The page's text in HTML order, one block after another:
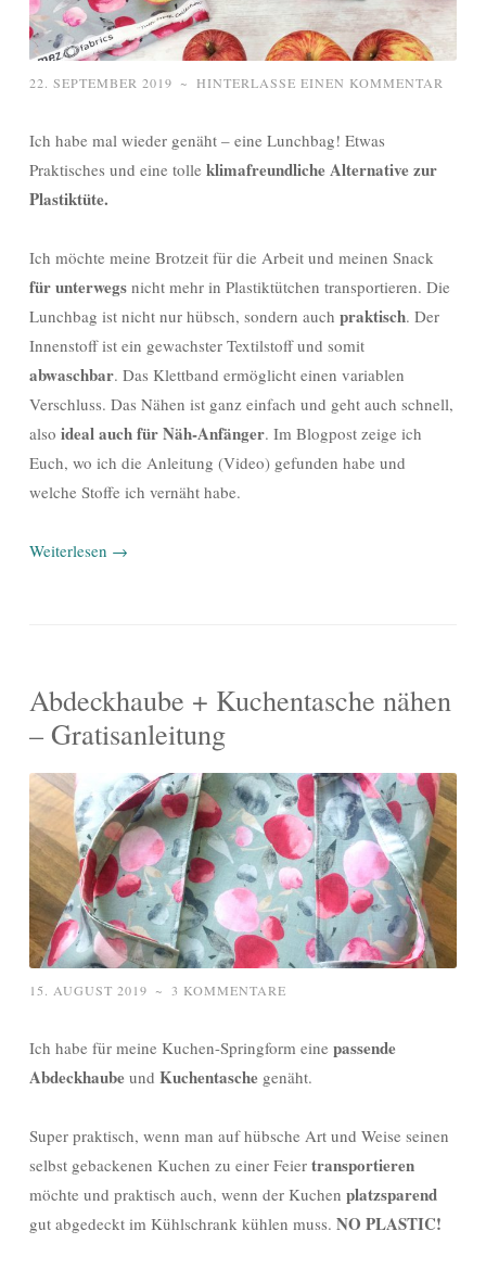
22. SEPTEMBER 2019 ~ HINTERLASSE EINEN KOMMENTAR
Ich habe mal wieder genäht – eine Lunchbag! Etwas
Praktisches und eine tolle klimafreundliche Alternative zur
Plastiktüte.
Ich möchte meine Brotzeit für die Arbeit und meinen Snack
für unterwegs nicht mehr in Plastiktütchen transportieren. Die
Lunchbag ist nicht nur hübsch, sondern auch praktisch. Der
Innenstoff ist ein gewachster Textilstoff und somit
abwaschbar. Das Klettband ermöglicht einen variablen
Verschluss. Das Nähen ist ganz einfach und geht auch schnell,
also ideal auch für Näh-Anfänger. Im Blogpost zeige ich
Euch, wo ich die Anleitung (Video) gefunden habe und
welche Stoffe ich vernäht habe.
Weiterlesen →
Abdeckhaube + Kuchentasche nähen
– Gratisanleitung
15. AUGUST 2019 ~ 3 KOMMENTARE
Ich habe für meine Kuchen-Springform eine passende
Abdeckhaube und Kuchentasche genäht.
Super praktisch, wenn man auf hübsche Art und Weise seinen
selbst gebackenen Kuchen zu einer Feier transportieren
möchte und praktisch auch, wenn der Kuchen platzsparend
gut abgedeckt im Kühlschrank kühlen muss. NO PLASTIC!